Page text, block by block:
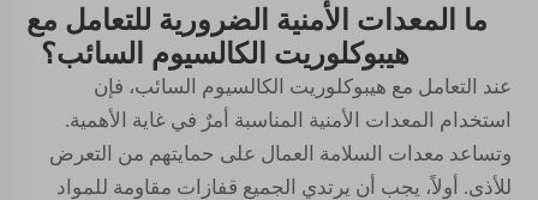
ما المعدات الأمنية الضرورية للتعامل مع
هيبوكلوريت الكالسيوم السائب؟
عند التعامل مع هيبوكلوريت الكالسيوم السائب، فإن
استخدام المعدات الأمنية المناسبة أمرٌ في غاية الأهمية.
وتساعد معدات السلامة العمال على حمايتهم من التعرض
للأذى. أولاً، يجب أن يرتدي الجميع قفازات مقاومة للمواد